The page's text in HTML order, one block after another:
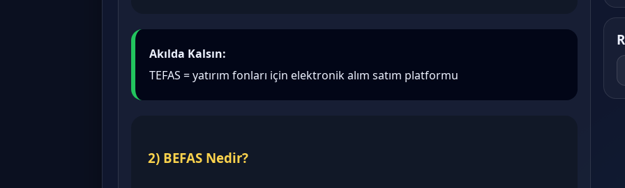
Akılda Kalsın:
TEFAS = yatırım fonları için elektronik alım satım platformu
2) BEFAS Nedir?